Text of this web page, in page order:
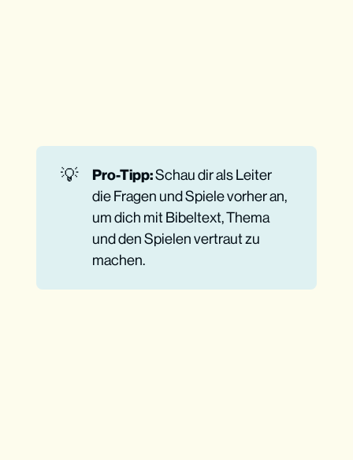
💡 Pro-Tipp:Schau dir als Leiter
die Fragen und Spiele vorher an,
um dich mit Bibeltext, Thema
und den Spielen vertraut zu
machen.